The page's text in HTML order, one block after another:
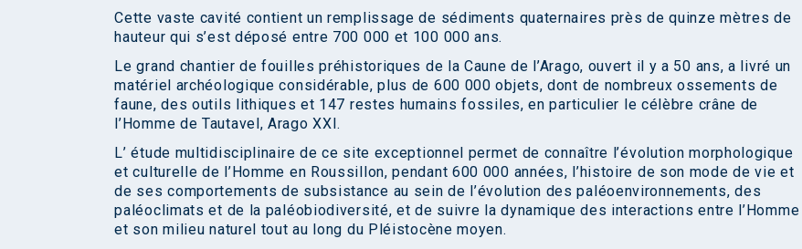
Cette vaste cavité contient un remplissage de sédiments quaternaires près de quinze mètres de
hauteur qui s’est déposé entre 700 000 et 100 000 ans.
Le grand chantier de fouilles préhistoriques de la Caune de l’Arago, ouvert il y a 50 ans, a livré un
matériel archéologique considérable, plus de 600 000 objets, dont de nombreux ossements de
faune, des outils lithiques et 147 restes humains fossiles, en particulier le célèbre crâne de
l’Homme de Tautavel, Arago XXI.
L’ étude multidisciplinaire de ce site exceptionnel permet de connaître l’évolution morphologique
et culturelle de l’Homme en Roussillon, pendant 600 000 années, l’histoire de son mode de vie et
de ses comportements de subsistance au sein de l’évolution des paléoenvironnements, des
paléoclimats et de la paléobiodiversité, et de suivre la dynamique des interactions entre l’Homme
et son milieu naturel tout au long du Pléistocène moyen.